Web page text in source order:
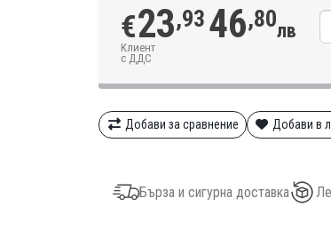
€23,93 46,80лв
Клиент
с ДДС
Добави за сравнение Добави в
Бърза и сигурна доставка